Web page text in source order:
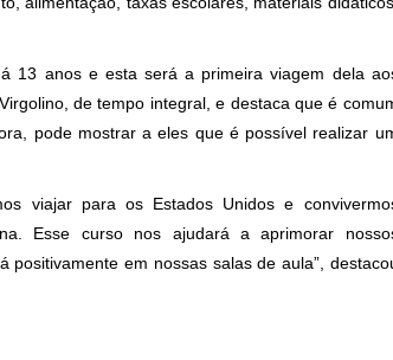
13 anos e esta será a primeira viagem dela
de tempo integral, e destaca que é
pode mostrar a eles que é possível realizar
viajar para os Estados Unidos e
Esse curso nos ajudará a aprimorar
em nossas salas de aula”,